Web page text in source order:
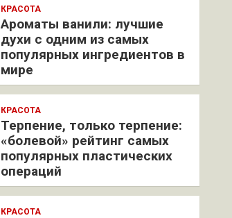
КРАСОТА
Ароматы ванили: лучшие
духи с одним из самых
популярных ингредиентов в
мире
КРАСОТА
Терпение, только терпение:
«болевой» рейтинг самых
популярных пластических
операций
КРАСОТА